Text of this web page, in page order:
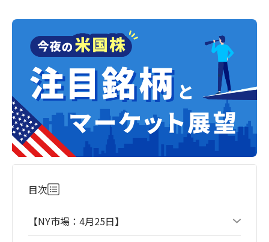
目次
【NY市場：4月25日】